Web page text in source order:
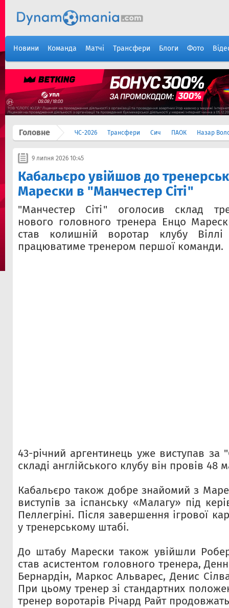
Новини Команда Матчі Трансфери Блоги Фото
Головне ЧС-2026 Трансфери Сич ПАОК Назар
9 липня 2026 10:45
Кабальєро увійшов до
Марески в "Манчестер Сіті"
"Манчестер Сіті" оголосив склад
нового головного тренера Енцо
став колишній воротар клубу
працюватиме тренером першої команди.
43-річний аргентинець уже виступав за
складі англійського клубу він провів 48
Кабальєро також добре знайомий з
виступів за іспанську «Малагу» під
Пеллегріні. Після завершення ігрової
у тренерському штабі.
До штабу Марески також увійшли
став асистентом головного тренера,
Бернардін, Маркос Альварес, Денис
При цьому тренер зі стандартних
тренер воротарів Річард Райт